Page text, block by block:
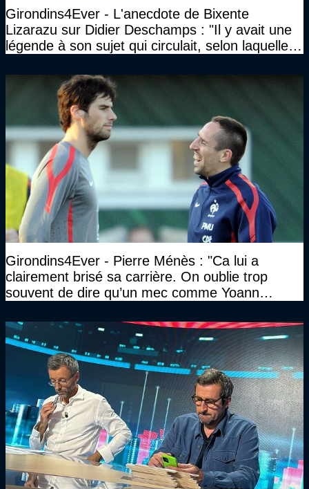
Girondins4Ever - L'anecdote de Bixente
Lizarazu sur Didier Deschamps : "Il y avait une
légende à son sujet qui circulait, selon laquelle il
Girondins4Ever - Pierre Ménès : "Ca lui a
clairement brisé sa carrière. On oublie trop
souvent de dire qu’un mec comme Yoann